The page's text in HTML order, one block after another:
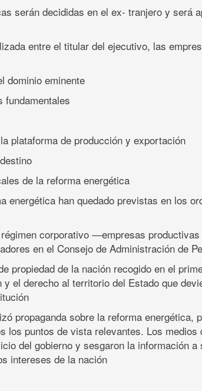
serán decididas en el ex- tranjero y será
entre el titular del ejecutivo, las
dominio eminente
fundamentales
plataforma de producción y exportación
de la reforma energética
energética han quedado previstas en los
corporativo —empresas
en el Consejo de Administración de
propiedad de la nación recogido en el
el derecho al territorio del Estado que
propaganda sobre la reforma energética,
los puntos de vista relevantes. Los medios
del gobierno y sesgaron la información a
intereses de la nación